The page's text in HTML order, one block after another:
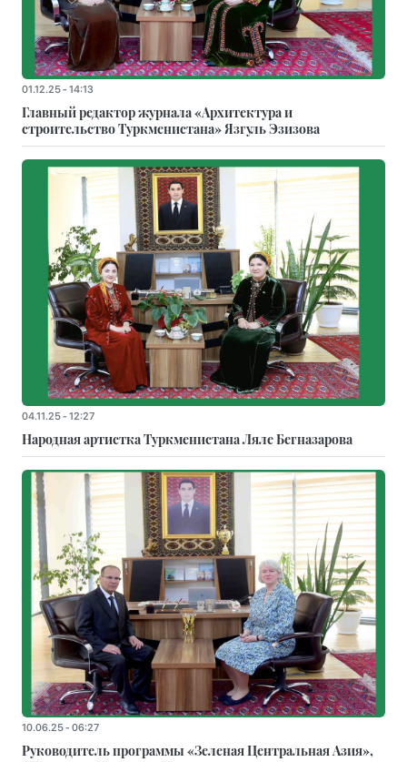
01.12.25 - 14:13
Главный редактор журнала «Архитектура и
строительство Туркменистана» Язгуль Эзизова
04.11.25 - 12:27
Народная артистка Туркменистана Ляле Бегназарова
10.06.25 - 06:27
Руководитель программы «Зеленая Центральная Азия»,